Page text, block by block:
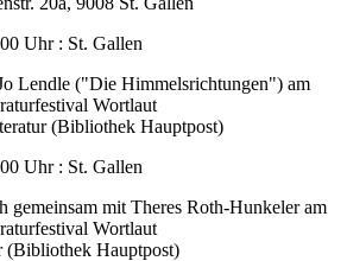
Uhr : St. Gallen
Lendle ("Die Himmelsrichtungen") am
Wortlaut
(Bibliothek Hauptpost)
Uhr : St. Gallen
gemeinsam mit Theres Roth-Hunkeler am
Wortlaut
(Bibliothek Hauptpost)